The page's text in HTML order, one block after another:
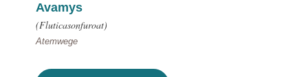
Avamys
(Fluticasonfuroat)
Atemwege